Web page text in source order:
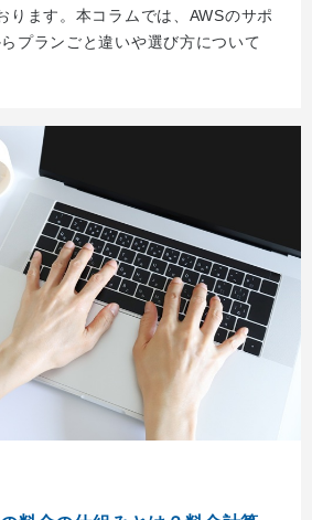
ります。本コラムでは、AWSのサポ
プランごと違いや選び方について